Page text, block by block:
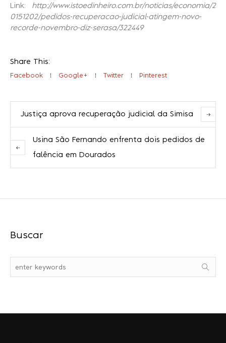
Link: http://www.istoedinheiro.com.br/noticias/economia/2
0151202/pedidos-recuperacao-judicial-atingem-novo-
recorde-novembro-diz-serasa/322449
Share This:
Facebook Google+ Twitter Pinterest
Justiça aprova recuperação judicial da Simisa
Usina São Fernando enfrenta dois pedidos de
falência em Dourados
Buscar